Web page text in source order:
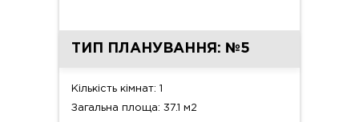
ТИП ПЛАНУВАННЯ: №5
Кількість кімнат: 1
Загальна площа: 37.1 м2